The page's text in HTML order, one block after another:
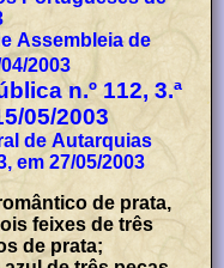
Assembleia de
2003
n.º 112, 3.ª
05/2003
de Autarquias
em 27/05/2003
de prata,
feixes de três
de prata;